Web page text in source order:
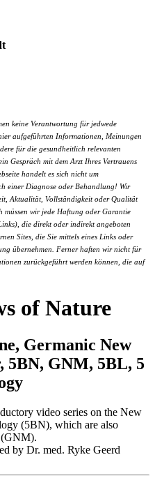
keine Verantwortung für jedwede
aufgeführten Informationen, Meinungen
für die gesundheitlich relevanten
Gespräch mit dem Arzt Ihres Vertrauens
handelt es sich nicht um
einer Diagnose oder Behandlung! Wir
Aktualität, Vollständigkeit oder Qualität
müssen wir jede Haftung oder Garantie
die direkt oder indirekt angeboten
Sites, die Sie mittels eines Links oder
übernehmen. Ferner haften wir nicht für
zurückgeführt werden können, die auf
of Nature
Germanic New
5BN, GNM, 5BL, 5
video series on the New
(5BN), which are also
(GNM).
by Dr. med. Ryke Geerd